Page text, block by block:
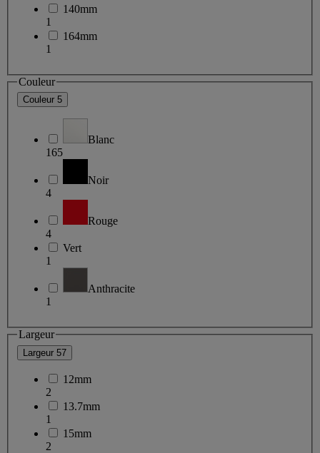
140mm
1
164mm
1
Couleur
Couleur 5
Blanc
165
Noir
4
Rouge
4
Vert
1
Anthracite
1
Largeur
Largeur 57
12mm
2
13.7mm
1
15mm
2